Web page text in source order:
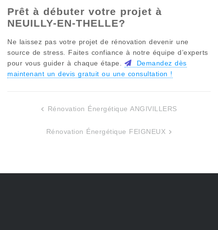
Prêt à débuter votre projet à
NEUILLY-EN-THELLE?
Ne laissez pas votre projet de rénovation devenir une
source de stress. Faites confiance à notre équipe d’experts
pour vous guider à chaque étape.
Demandez dès
maintenant un devis gratuit ou une consultation !
Rénovation Énergétique ANGIVILLERS
Rénovation Énergétique FEIGNEUX